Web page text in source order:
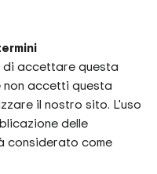
accettare questa
non accetti questa
il nostro sito. L'uso
delle
considerato come